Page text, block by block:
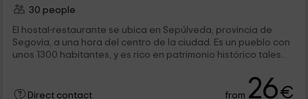
30 people
El hostal-restaurante se ubica en Sepúlveda, provincia de
Segovia, a una hora del centro de la ciudad. Es un pueblo con
unos 1300 habitantes, y es rico en patrimonio histórico tales...
Direct contact
from 26€